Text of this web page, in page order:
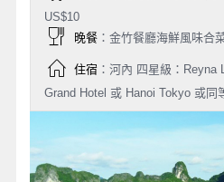
US$10
晚餐：金竹餐廳海鮮風味合
住宿：河內 四星級：Reyna
Grand Hotel 或 Hanoi Tokyo 或同